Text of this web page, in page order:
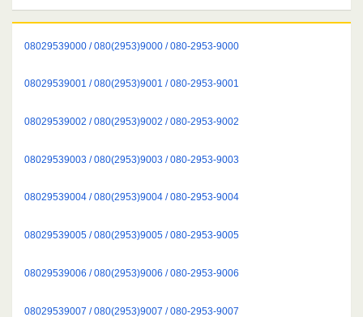
08029539000 / 080(2953)9000 / 080-2953-9000
08029539001 / 080(2953)9001 / 080-2953-9001
08029539002 / 080(2953)9002 / 080-2953-9002
08029539003 / 080(2953)9003 / 080-2953-9003
08029539004 / 080(2953)9004 / 080-2953-9004
08029539005 / 080(2953)9005 / 080-2953-9005
08029539006 / 080(2953)9006 / 080-2953-9006
08029539007 / 080(2953)9007 / 080-2953-9007